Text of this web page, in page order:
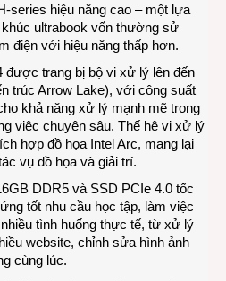
series hiệu năng cao – một lựa
ultrabook vốn thường sử
điện với hiệu năng thấp hơn.
được trang bị bộ vi xử lý lên đến
trúc Arrow Lake), với công suất
khả năng xử lý mạnh mẽ trong
việc chuyên sâu. Thế hệ vi xử lý
hợp đồ họa Intel Arc, mang lại
vụ đồ họa và giải trí.
DDR5 và SSD PCIe 4.0 tốc
tốt nhu cầu học tập, làm việc
tình huống thực tế, từ xử lý
website, chỉnh sửa hình ảnh
cùng lúc.